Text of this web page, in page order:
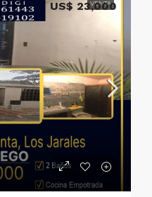
VENTA
US$ 23,000